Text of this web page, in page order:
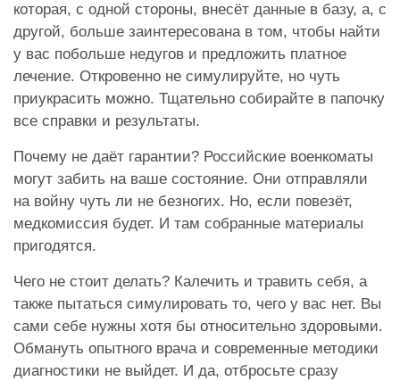
которая, с одной стороны, внесёт данные в базу, а, с
другой, больше заинтересована в том, чтобы найти
у вас побольше недугов и предложить платное
лечение. Откровенно не симулируйте, но чуть
приукрасить можно. Тщательно собирайте в папочку
все справки и результаты.
Почему не даёт гарантии? Российские военкоматы
могут забить на ваше состояние. Они отправляли
на войну чуть ли не безногих. Но, если повезёт,
медкомиссия будет. И там собранные материалы
пригодятся.
Чего не стоит делать? Калечить и травить себя, а
также пытаться симулировать то, чего у вас нет. Вы
сами себе нужны хотя бы относительно здоровыми.
Обмануть опытного врача и современные методики
диагностики не выйдет. И да, отбросьте сразу